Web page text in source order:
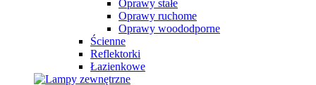
Oprawy stałe
Oprawy ruchome
Oprawy woododporne
Ścienne
Reflektorki
Łazienkowe